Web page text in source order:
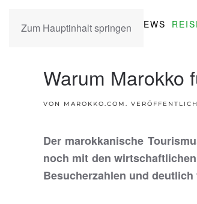
Zum Hauptinhalt springen NEWS
Warum Marokko
VON MAROKKO.COM.
Der marokkanische
noch mit den
Besucherzahlen und